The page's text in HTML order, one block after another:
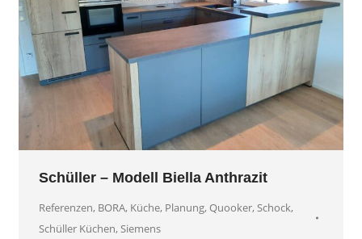
Schüller – Modell Biella Anthrazit
Referenzen, BORA, Küche, Planung, Quooker, Schock,
Schüller Küchen, Siemens